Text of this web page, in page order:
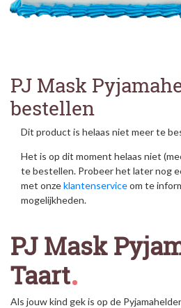
PJ Mask
bestellen
Dit product is helaas niet meer te
Het is op dit moment helaas niet
te bestellen. Probeer het later nog
met onzeklantenserviceom te
mogelijkheden.
PJ Mask
Taart
Als jouw kind gek is op de